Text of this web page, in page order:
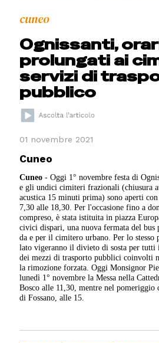
cuneo
Ognissanti,
prolungati ai
servizi di
pubblico
01 novembre 2021
Cuneo
Cuneo - Oggi 1° novembre festa di
e gli undici cimiteri frazionali (chiusura
acustica 15 minuti prima) sono aperti
7,30 alle 18,30. Per l'occasione fino a
compreso, è stata istituita in piazza
civici dispari, una nuova fermata del
da e per il cimitero urbano. Per lo stesso
lato vigeranno il divieto di sosta per tutti
dei mezzi di trasporto pubblici coinvolti
la rimozione forzata. Oggi Monsignor
lunedì 1° novembre la Messa nella
Bosco alle 11,30, mentre nel pomeriggio
di Fossano, alle 15.